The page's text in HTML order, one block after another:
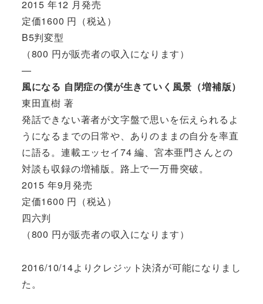
2015 年12 月発売
定価1600 円（税込）
B5判変型
（800 円が販売者の収入になります）
—
風になる 自閉症の僕が生きていく風景（増補版）
東田直樹 著
発話できない著者が文字盤で思いを伝えられるよ
うになるまでの日常や、ありのままの自分を率直
に語る。連載エッセイ74 編、宮本亜門さんとの
対談も収録の増補版。路上で一万冊突破。
2015 年9月発売
定価1600 円（税込）
四六判
（800 円が販売者の収入になります）
2016/10/14よりクレジット決済が可能になりまし
た。